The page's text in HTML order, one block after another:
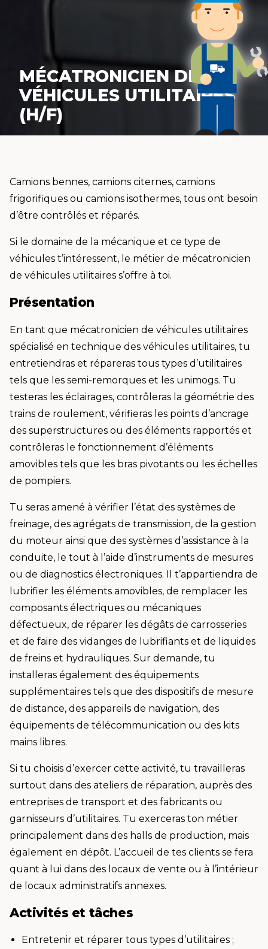
MÉCATRONICIEN DE
VÉHICULES UTILITAIRES
(H/F)
Camions bennes, camions citernes, camions
frigorifiques ou camions isothermes, tous ont besoin
d’être contrôlés et réparés.
Si le domaine de la mécanique et ce type de
véhicules t’intéressent, le métier de mécatronicien
de véhicules utilitaires s’offre à toi.
Présentation
En tant que mécatronicien de véhicules utilitaires
spécialisé en technique des véhicules utilitaires, tu
entretiendras et répareras tous types d’utilitaires
tels que les semi-remorques et les unimogs. Tu
testeras les éclairages, contrôleras la géométrie des
trains de roulement, vérifieras les points d’ancrage
des superstructures ou des éléments rapportés et
contrôleras le fonctionnement d’éléments
amovibles tels que les bras pivotants ou les échelles
de pompiers.
Tu seras amené à vérifier l’état des systèmes de
freinage, des agrégats de transmission, de la gestion
du moteur ainsi que des systèmes d’assistance à la
conduite, le tout à l’aide d’instruments de mesures
ou de diagnostics électroniques. Il t’appartiendra de
lubrifier les éléments amovibles, de remplacer les
composants électriques ou mécaniques
défectueux, de réparer les dégâts de carrosseries
et de faire des vidanges de lubrifiants et de liquides
de freins et hydrauliques. Sur demande, tu
installeras également des équipements
supplémentaires tels que des dispositifs de mesure
de distance, des appareils de navigation, des
équipements de télécommunication ou des kits
mains libres.
Si tu choisis d’exercer cette activité, tu travailleras
surtout dans des ateliers de réparation, auprès des
entreprises de transport et des fabricants ou
garnisseurs d’utilitaires. Tu exerceras ton métier
principalement dans des halls de production, mais
également en dépôt. L’accueil de tes clients se fera
quant à lui dans des locaux de vente ou à l’intérieur
de locaux administratifs annexes.
Activités et tâches
Entretenir et réparer tous types d’utilitaires ;